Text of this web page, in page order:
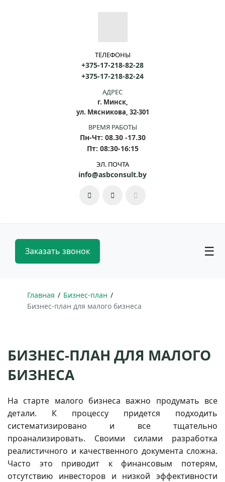
ТЕЛЕФОНЫ
+375-17-218-82-28
+375-17-218-82-24
АДРЕС
г. Минск,
ул. Мясникова, 32-301
ВРЕМЯ РАБОТЫ
Пн-Чт: 08.30 -17.30
Пт: 08:30-16:15
ЭЛ. ПОЧТА
info@asbconsult.by
Заказать звонок ☰
Главная
Бизнес-план
Бизнес-план для малого бизнеса
БИЗНЕС-ПЛАН ДЛЯ МАЛОГО
БИЗНЕСА
На старте малого бизнеса важно продумать все
детали. К процессу придется подходить
систематизировано и все тщательно
проанализировать. Своими силами разработка
реалистичного и качественного документа сложна.
Часто это приводит к финансовым потерям,
отсутствию инвесторов и низкой эффективности